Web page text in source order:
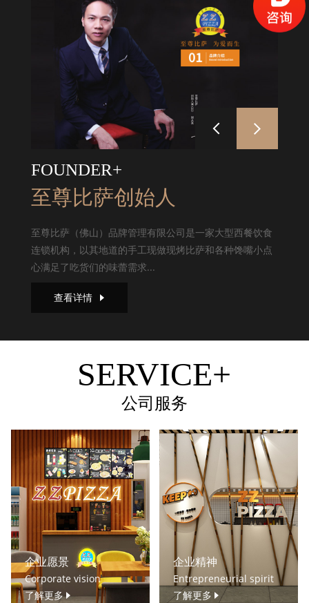
FOUNDER+
至尊比萨创始人
至尊比萨（佛山）品牌管理有限公司是一家大型西餐饮食
连锁机构，以其地道的手工现做现烤比萨和各种馋嘴小点
心满足了吃货们的味蕾需求...
查看详情
SERVICE+
公司服务
企业愿景
Corporate vision
了解更多
企业精神
Entrepreneurial spirit
了解更多